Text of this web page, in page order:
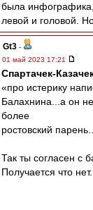
была инфографика,
левой и головой.
Gt3 -
01 май 2023 17:21
Спартачек-
«про истерику
Балахнина...а он
более
ростовский
Так ты согласен с
Получается что